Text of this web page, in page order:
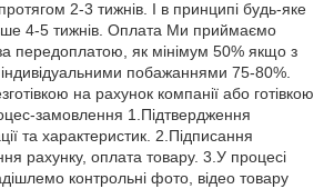
2-3 тижнів. І в принципі будь-яке
4-5 тижнів. Оплата Ми приймаємо
передоплатою, як мінімум 50% якщо з
побажаннями 75-80%.
на рахунок компанії або готівкою
замовлення 1.Підтвердження
та характеристик. 2.Підписання
рахунку, оплата товару. 3.У процесі
контрольні фото, відео товару